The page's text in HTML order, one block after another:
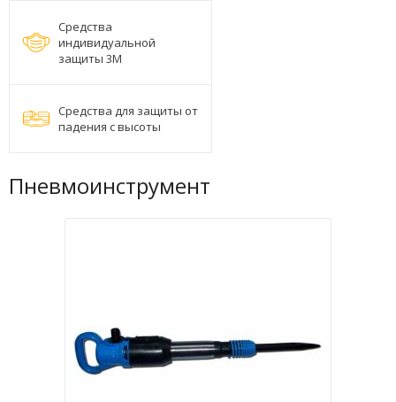
Средства
индивидуальной
защиты 3М
Средства для защиты от
падения с высоты
Пневмоинструмент